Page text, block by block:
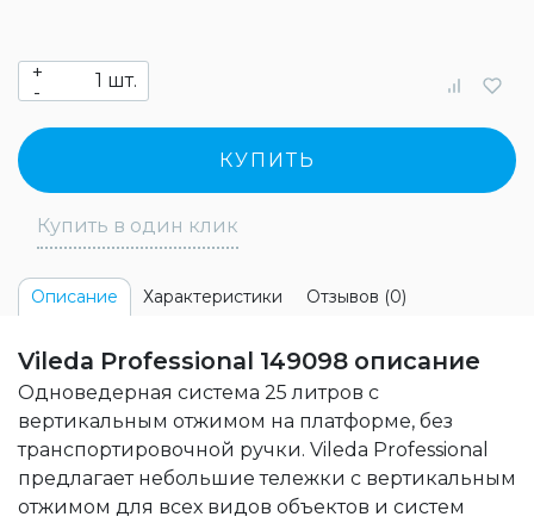
+
-
шт.
КУПИТЬ
Купить в один клик
Описание Характеристики Отзывов (0)
Vileda Professional 149098 описание
Одноведерная система 25 литров с
вертикальным отжимом на платформе, без
транспортировочной ручки. Vileda Professional
предлагает небольшие тележки с вертикальным
отжимом для всех видов объектов и систем